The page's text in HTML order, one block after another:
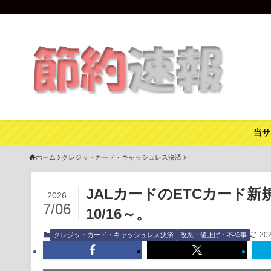
当
ホーム クレジットカード・キャッシュレス決済
JALカードのETCカード新
10/16～。
2026
7/06
クレジットカード・キャッシュレス決済 改悪・値上げ・不祥事